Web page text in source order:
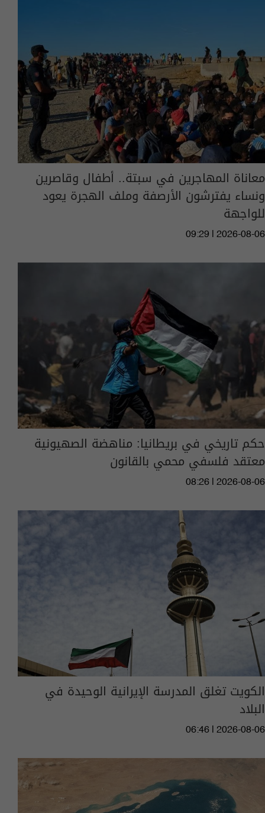
معاناة المهاجرين في سبتة.. أطفال وقاصرين
ونساء يفترشون الأرصفة وملف الهجرة يعود
للواجهة
09:29 | 2026-08-06
حكم تاريخي في بريطانيا: مناهضة الصهيونية
معتقد فلسفي محمي بالقانون
08:26 | 2026-08-06
الكويت تغلق المدرسة الإيرانية الوحيدة في
البلاد
06:46 | 2026-08-06